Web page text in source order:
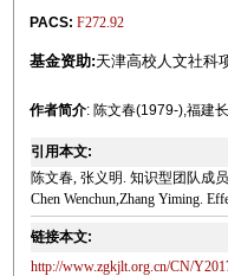
PACS: F272.92
基金资助:天津高校人文社科
作者简介: 陈文春(1979-),福建
引用本文:
陈文春, 张义明. 知识型团队成
Chen Wenchun,Zhang Yiming.
链接本文:
http://www.zgkjlt.org.cn/CN/